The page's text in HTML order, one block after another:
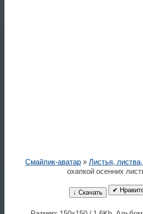
Смайлик-аватар» Листья,
охапкой осенних
↓ Скачать ✔